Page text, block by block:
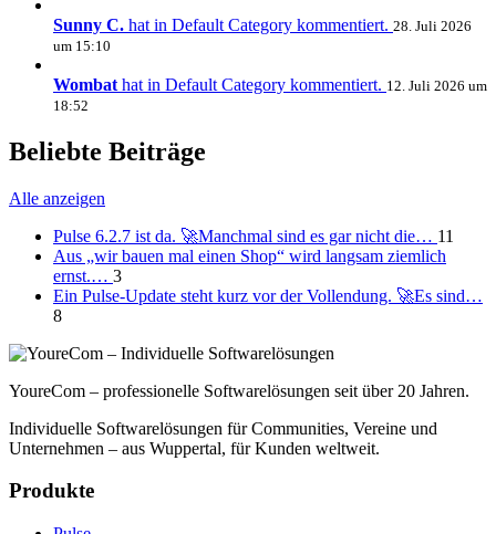
Sunny C. hat in Default Category kommentiert. 28. Juli 2026
um 15:10
Wombat hat in Default Category kommentiert. 12. Juli 2026 um
18:52
Beliebte Beiträge
Alle anzeigen
Pulse 6.2.7 ist da. 🚀Manchmal sind es gar nicht die… 11
Aus „wir bauen mal einen Shop“ wird langsam ziemlich
ernst.… 3
Ein Pulse-Update steht kurz vor der Vollendung. 🚀Es sind…
8
YoureCom – professionelle Softwarelösungen seit über 20 Jahren.
Individuelle Softwarelösungen für Communities, Vereine und
Unternehmen – aus Wuppertal, für Kunden weltweit.
Produkte